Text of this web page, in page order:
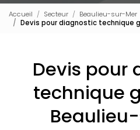
Accueil Secteur
Beaulieu-sur-Mer
Devis pour diagnostic technique
Devis pour
technique